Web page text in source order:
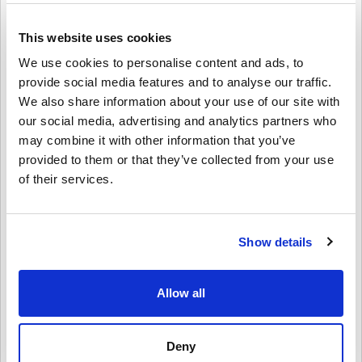
This website uses cookies
We use cookies to personalise content and ads, to
provide social media features and to analyse our traffic.
We also share information about your use of our site with
our social media, advertising and analytics partners who
may combine it with other information that you’ve
provided to them or that they’ve collected from your use
of their services.
Show details
Allow all
Deny
ponuky hitov z kín.
slúchadlá a ďalšie.
Ideálny darček
Stačí si vybrať hodnotu, prispôsobiť dizajn a správu a poslať
flexibilný a premyslený darček – skvelý na narodeniny, sviatky
alebo len tak.
2. Prejdite do obchodu Microsoft Store alebo použite konzolu Xbox
3. Vyberte „Uplatniť kód“ a zadajte 25-miestny kód
Kúpte si darčekovú kartu Xbox30
Či už si kupujete novú hru, obnovujete Game Pass alebo si chcete
Získajte digitálny kľúč k darčekovej karte Xbox